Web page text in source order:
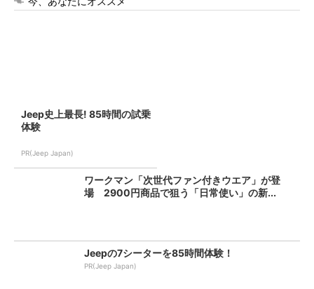
Jeep史上最長! 85時間の試乗
体験
PR(Jeep Japan)
ワークマン「次世代ファン付きウエア」が登
場 2900円商品で狙う「日常使い」の新...
Jeepの7シーターを85時間体験！
PR(Jeep Japan)